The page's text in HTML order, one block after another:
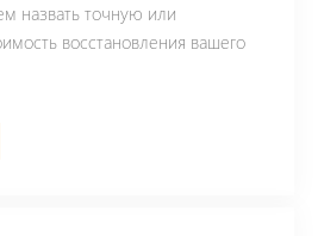
назвать точную или
восстановления вашего